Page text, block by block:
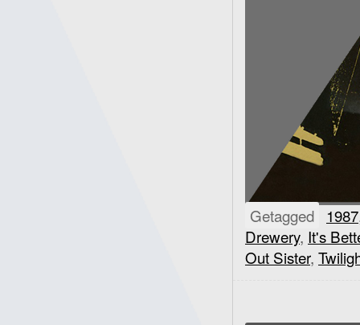
Getagged 1987
Drewery, It's
Out Sister,